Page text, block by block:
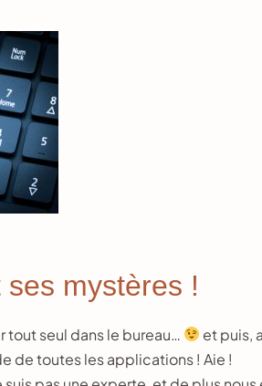
ses mystères !
tout seul dans le bureau…
et puis,
de toutes les applications ! Aie !